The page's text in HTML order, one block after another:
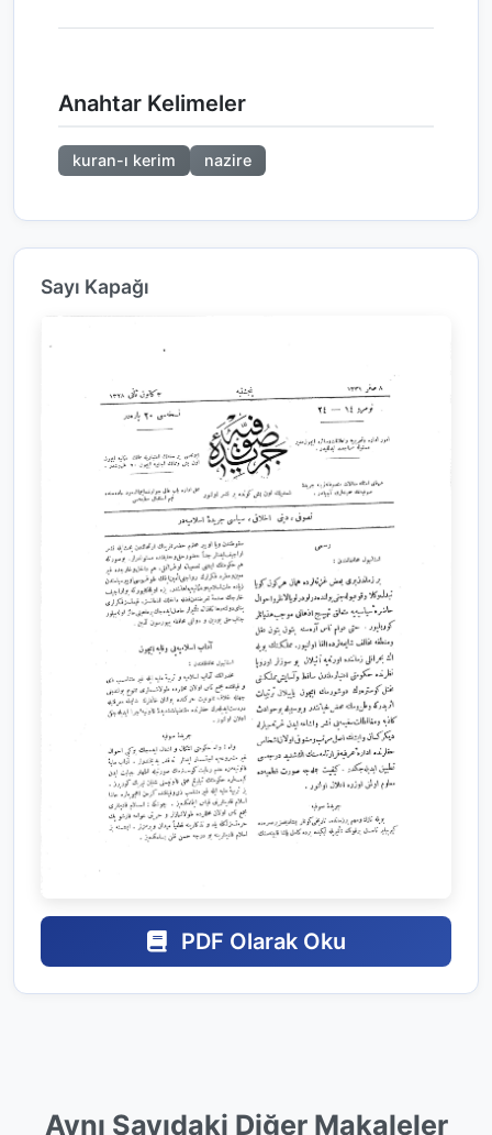
Anahtar Kelimeler
kuran-ı kerim nazire
Sayı Kapağı
PDF Olarak Oku
Aynı Sayıdaki Diğer Makaleler